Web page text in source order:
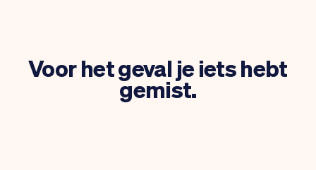
Voor het geval je iets hebt
gemist.